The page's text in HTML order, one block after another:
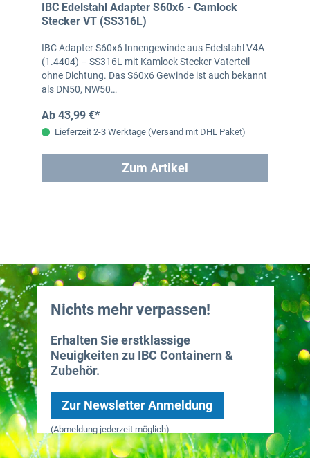
IBC Edelstahl Adapter S60x6 - Camlock
Stecker VT (SS316L)
IBC Adapter S60x6 Innengewinde aus Edelstahl V4A
(1.4404) – SS316L mit Kamlock Stecker Vaterteil
ohne Dichtung. Das S60x6 Gewinde ist auch bekannt
als DN50, NW50…
Ab 43,99 €*
Lieferzeit 2-3 Werktage (Versand mit DHL Paket)
Zum Artikel
Nichts mehr verpassen!
Erhalten Sie erstklassige
Neuigkeiten zu IBC Containern &
Zubehör.
Zur Newsletter Anmeldung
(Abmeldung jederzeit möglich)